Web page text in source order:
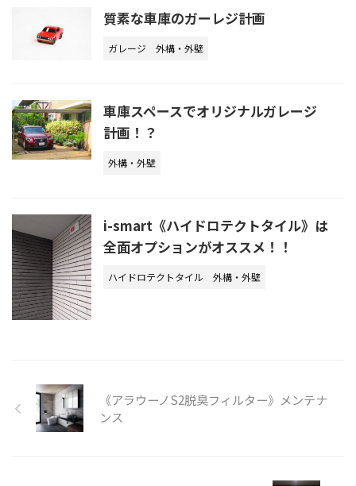
質素な車庫のガーレジ計画
ガレージ 外構・外壁
車庫スペースでオリジナルガレージ
計画！？
外構・外壁
i-smart《ハイドロテクトタイル》は
全面オプションがオススメ！！
ハイドロテクトタイル 外構・外壁
《アラウーノS2脱臭フィルター》メンテナ
ンス